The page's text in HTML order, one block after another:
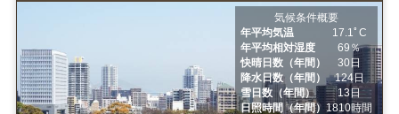
気候条件概要
年平均気温
17.1ﾟC
年平均相対湿度
69％
快晴日数（年間）
30日
降水日数（年間）
124日
雪日数（年間）
13日
日照時間（年間）1810時間